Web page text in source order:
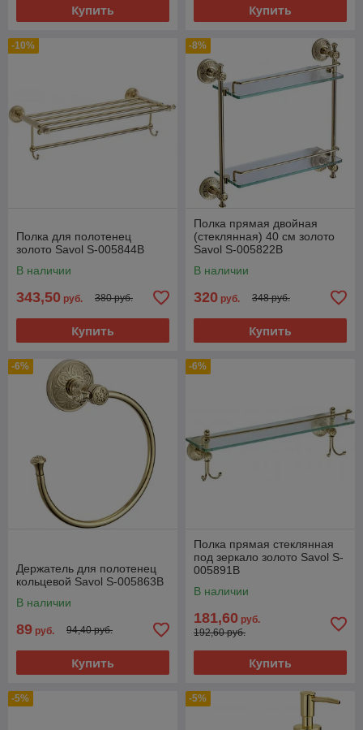
Купить Купить
-10%
Полка для полотенец
золото Savol S-005844B
В наличии
343,50 руб. 380 руб.
Купить
-8%
Полка прямая двойная
(стеклянная) 40 см золото
Savol S-005822B
В наличии
320 руб. 348 руб.
Купить
-6%
Держатель для полотенец
кольцевой Savol S-005863B
В наличии
89 руб. 94,40 руб.
Купить
-6%
Полка прямая стеклянная
под зеркало золото Savol S-
005891B
В наличии
181,60 руб.
192,60 руб.
Купить
-5% -5%